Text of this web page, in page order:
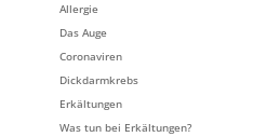
Allergie
Das Auge
Coronaviren
Dickdarmkrebs
Erkältungen
Was tun bei Erkältungen?